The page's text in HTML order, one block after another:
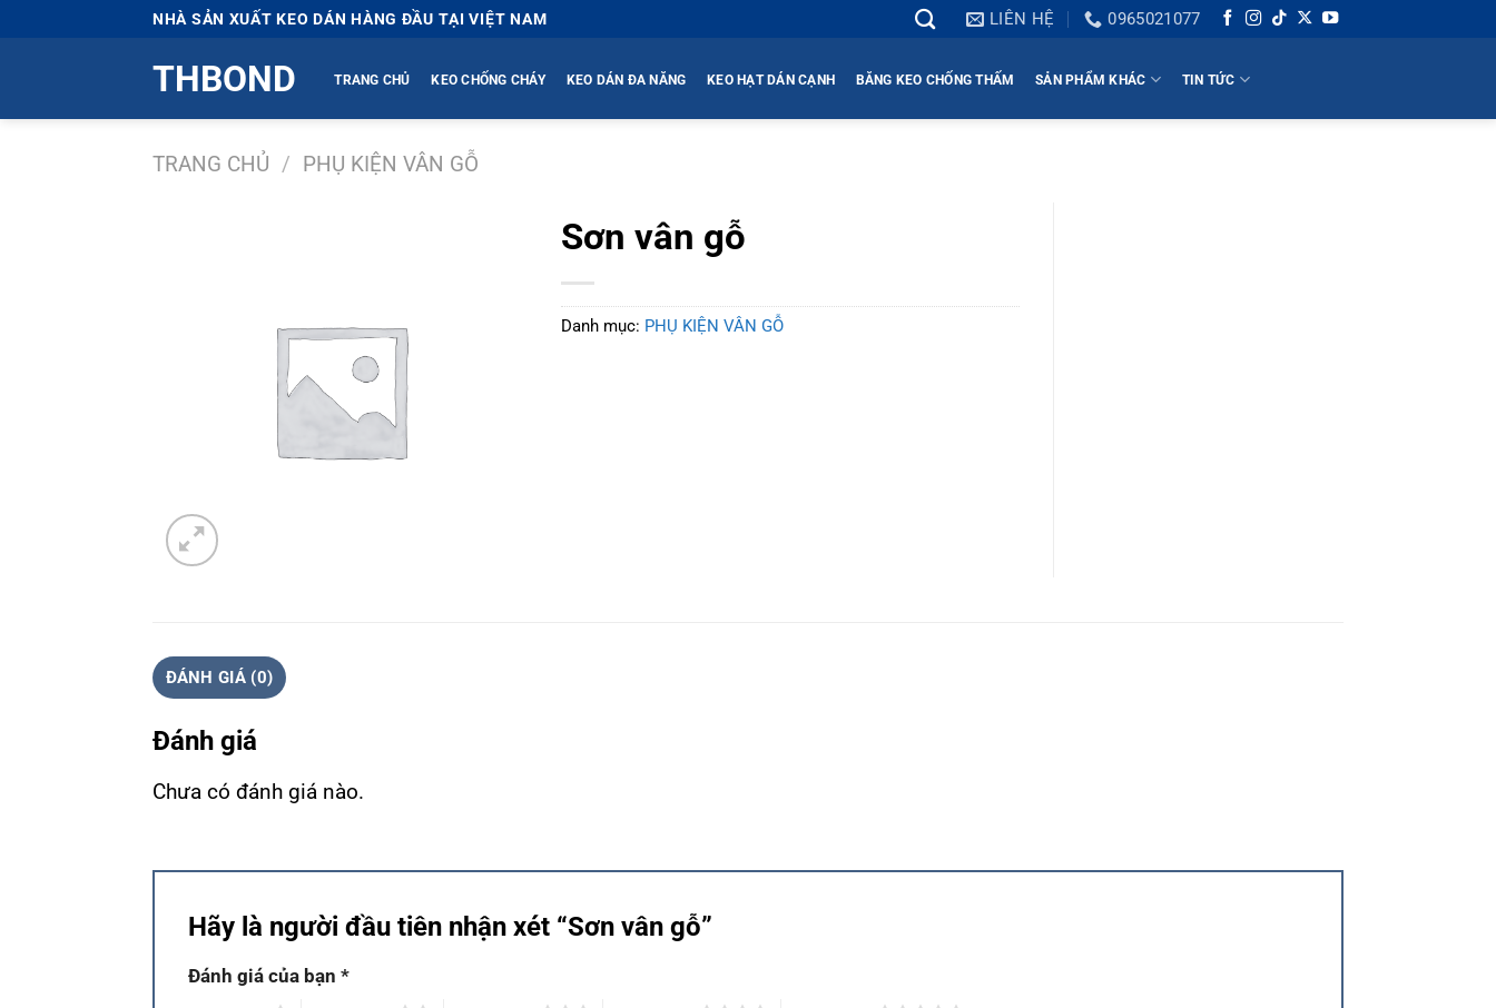
dung
NHÀ SẢN XUẤT KEO DÁN HÀNG ĐẦU TẠI VIỆT NAM LIÊN HỆ 0965021077
THBOND TRANG CHỦ KEO CHỐNG CHÁY KEO DÁN ĐA NĂNG KEO HẠT DÁN CẠNH BĂNG KEO CHỐNG THẤM SẢN PHẨM KHÁC TIN TỨC
TRANG CHỦ / PHỤ KIỆN VÂN GỖ
Sơn vân gỗ
Danh mục: PHỤ KIỆN VÂN GỖ
ĐÁNH GIÁ (0)
Đánh giá
Chưa có đánh giá nào.
Hãy là người đầu tiên nhận xét “Sơn vân gỗ”
Đánh giá của bạn *